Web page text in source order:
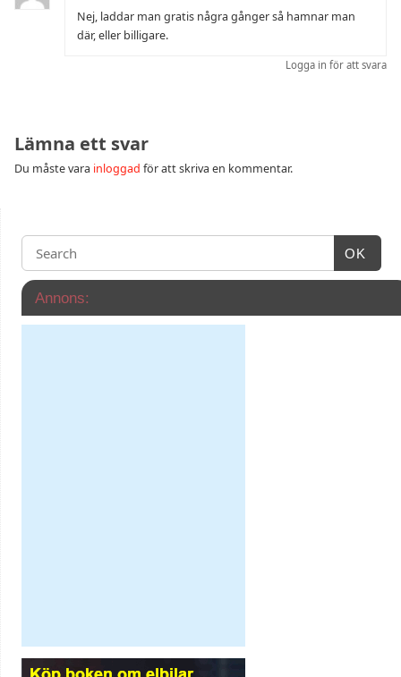
Nej, laddar man gratis några gånger så hamnar man
där, eller billigare.
Logga in för att svara
Lämna ett svar
Du måste vara inloggad för att skriva en kommentar.
OK
Annons: